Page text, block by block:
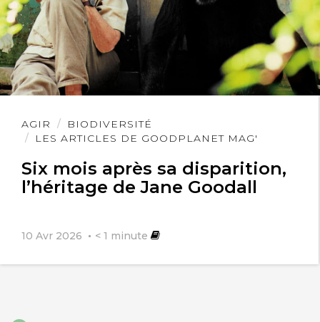
AGIR
BIODIVERSITÉ
LES ARTICLES DE GOODPLANET MAG'
Six mois après sa disparition,
l’héritage de Jane Goodall
10 Avr 2026 < 1 minute
Lire
l'article